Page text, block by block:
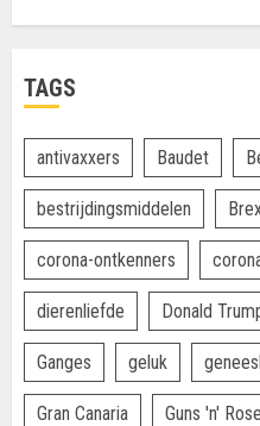
TAGS
antivaxxers Baudet
bestrijdingsmiddelen
corona-ontkenners
dierenliefde Donald
Ganges geluk
Gran Canaria Guns 'n'